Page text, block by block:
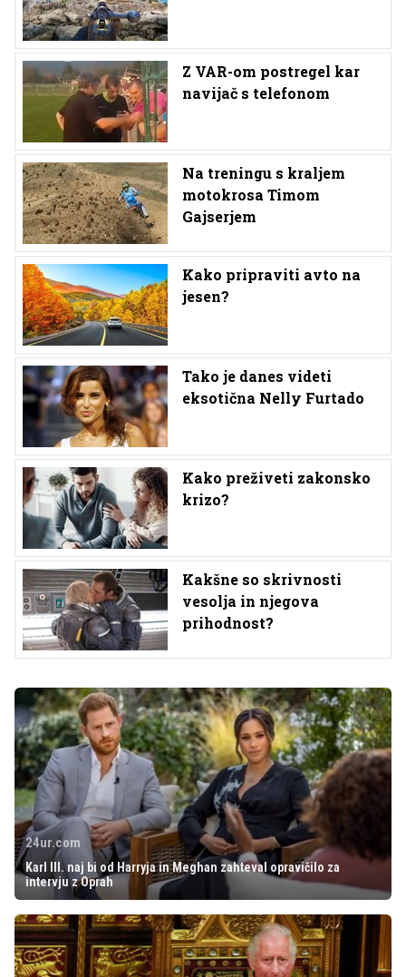
Z VAR-om postregel kar
navijač s telefonom
Na treningu s kraljem
motokrosa Timom
Gajserjem
Kako pripraviti avto na
jesen?
Tako je danes videti
eksotična Nelly Furtado
Kako preživeti zakonsko
krizo?
Kakšne so skrivnosti
vesolja in njegova
prihodnost?
24ur.com
Karl III. naj bi od Harryja in Meghan zahteval opravičilo za
intervju z Oprah